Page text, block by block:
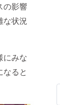
の影響
な状況
にみな
なると